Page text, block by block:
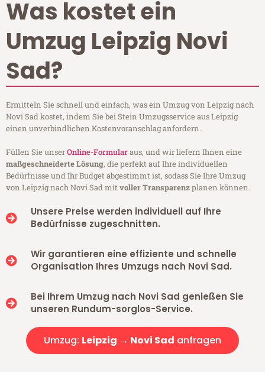
Was kostet ein
Umzug Leipzig Novi
Sad?
Ermitteln Sie schnell und einfach, was ein Umzug von Leipzig nach
Novi Sad kostet, indem Sie bei Stein Umzugsservice aus Leipzig
einen unverbindlichen Kostenvoranschlag anfordern.
Füllen Sie unserOnline-Formularaus, und wir liefern Ihnen eine
maßgeschneiderte Lösung, die perfekt auf Ihre individuellen
Bedürfnisse und Ihr Budget abgestimmt ist, sodass Sie Ihre Umzug
von Leipzig nach Novi Sad mitvoller Transparenzplanen können.
Unsere Preise werden individuell auf Ihre
Bedürfnisse zugeschnitten.
Wir garantieren eine effiziente und schnelle
Organisation Ihres Umzugs nach Novi Sad.
Bei Ihrem Umzug nach Novi Sad genießen Sie
unseren Rundum-sorglos-Service.
Umzug: Leipzig → Novi Sad anfragen